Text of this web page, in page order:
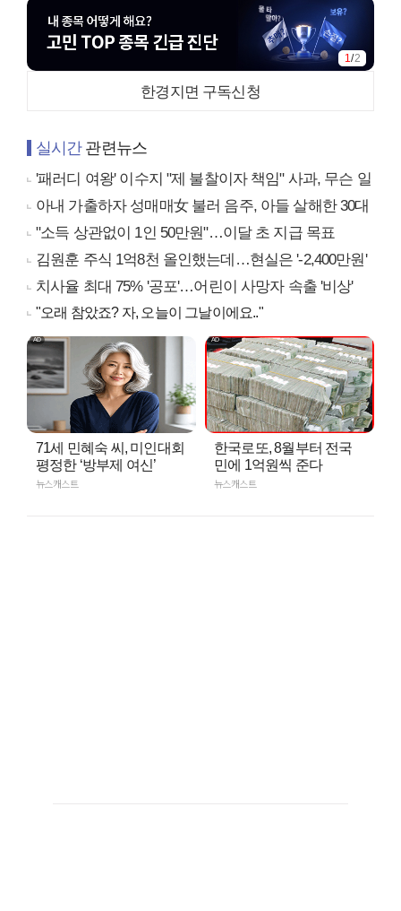
1/2
한경지면 구독신청
실시간관련뉴스
'패러디 여왕' 이수지 "제 불찰이자 책임" 사과, 무슨 일
아내 가출하자 성매매女 불러 음주, 아들 살해한 30대
"소득 상관없이 1인 50만원"…이달 초 지급 목표
김원훈 주식 1억8천 올인했는데…현실은 '-2,400만원'
치사율 최대 75% '공포'…어린이 사망자 속출 '비상'
"오래 참았죠? 자, 오늘이 그날이에요.."
71세 민혜숙 씨, 미인대회
평정한 ‘방부제 여신’
뉴스캐스트
한국로또, 8월부터 전국
민에 1억원씩 준다
뉴스캐스트